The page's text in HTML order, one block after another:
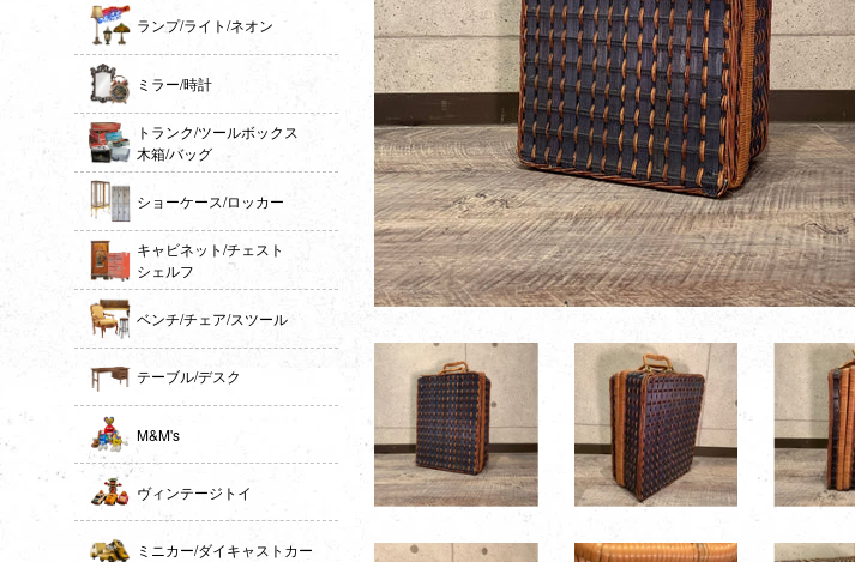
ランプ/ライト/ネオン
ミラー/時計
トランク/ツールボックス
木箱/バッグ
ショーケース/ロッカー
キャビネット/チェスト
シェルフ
ベンチ/チェア/スツール
テーブル/デスク
M&M's
ヴィンテージトイ
ミニカー/ダイキャストカー